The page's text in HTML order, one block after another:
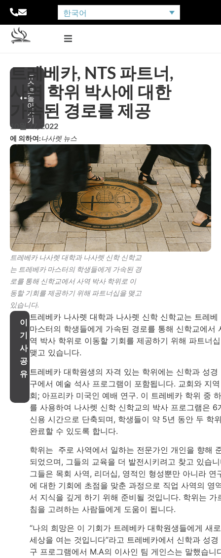
한국어
뉴
스
로
돌
아
가
기
트레베카, NTS 파트너,
사역 학위 박사에 대한
가속된 경로를 제공
10월 27, 2022
에 의하여:나사렛 뉴스
트레베카 나사렛 대학과 나사렛 신학 신학교
는 트레베카 마스터의 학생들에게 가속된 경
로를 통해 신학교에서 사역 박사 학위로 이
동할 기회를 제공하기 위해 파트너십을 맺고
있습니다.
이
기
사
공
유
트레베카 나사렛 대학과 나사렛 신학 신학교는 트레베
마스터의 학생들에게 가속된 경로를 통해 신학교에서
역 박사 학위로 이동할 기회를 제공하기 위해 파트너
맺고 있습니다.
트레베카 대학원생의 자격 있는 학위에는 신학과 성경
구에서 예술 석사 프로그램이 포함됩니다. 교회와 지
회; 아프리카 미국인 예배 연구. 이 트레베카 학위 중
를 사용하여 나사렛 신학 신학교의 박사 프로그램은 6
신용 시간으로 단축되며, 학생들이 약 5년 동안 두 학
완료할 수 있도록 합니다.
학위는 주로 사역에서 일하는 전문가인 개인을 향해
되었으며, 그들의 교육을 더 발전시키려고 찾고 있습
그들은 목회 사역, 리더십, 영적인 형성뿐만 아니라 연
에 대한 기회에 초점을 맞춘 과정으로 직업 사역의 영
서 지식을 깊게 하기 위해 준비될 것입니다. 학위는 가
침을 고려하는 사람들에게 도움이 됩니다.
“나의 희망은 이 기회가 트레베카 대학원생들에게 새
세상을 여는 것입니다”라고 트레베카에서 신학과 성경
구 프로그램에서 M.A의 이사인 팀 게인스는 말했습니